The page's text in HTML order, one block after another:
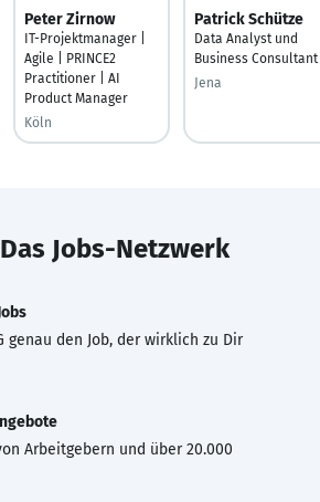
Peter Zirnow
IT-Projektmanager |
Agile | PRINCE2
Practitioner | AI
Product Manager
Köln
Patrick Schütze
Data Analyst und
Business Consultant
Jena
Jobs-Netzwerk
genau den Job, der wirklich zu Dir
Arbeitgebern und über 20.000